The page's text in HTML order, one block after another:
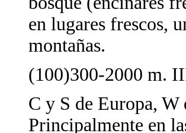
en lugares frescos,
montañas.
(100)300-2000 m.
C y S de Europa,
Principalmente en